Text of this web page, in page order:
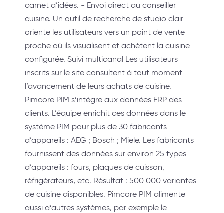
carnet d’idées. - Envoi direct au conseiller
cuisine. Un outil de recherche de studio clair
oriente les utilisateurs vers un point de vente
proche où ils visualisent et achètent la cuisine
configurée. Suivi multicanal Les utilisateurs
inscrits sur le site consultent à tout moment
l’avancement de leurs achats de cuisine.
Pimcore PIM s’intègre aux données ERP des
clients. L’équipe enrichit ces données dans le
système PIM pour plus de 30 fabricants
d’appareils : AEG ; Bosch ; Miele. Les fabricants
fournissent des données sur environ 25 types
d’appareils : fours, plaques de cuisson,
réfrigérateurs, etc. Résultat : 500 000 variantes
de cuisine disponibles. Pimcore PIM alimente
aussi d’autres systèmes, par exemple le